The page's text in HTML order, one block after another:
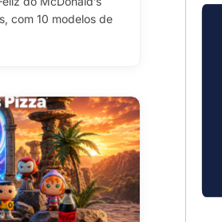
com 10 modelos de